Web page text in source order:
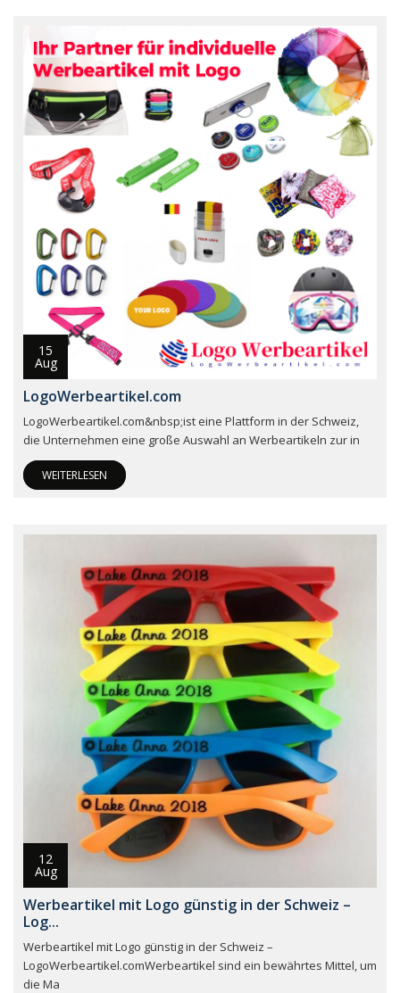
15
Aug
LogoWerbeartikel.com
LogoWerbeartikel.com&nbsp;ist eine Plattform in der Schweiz,
die Unternehmen eine große Auswahl an Werbeartikeln zur in
WEITERLESEN
12
Aug
Werbeartikel mit Logo günstig in der Schweiz –
Log...
Werbeartikel mit Logo günstig in der Schweiz –
LogoWerbeartikel.comWerbeartikel sind ein bewährtes Mittel, um
die Ma